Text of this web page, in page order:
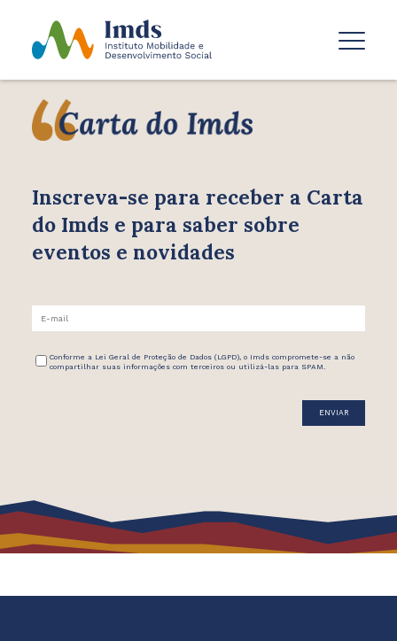
Inscreva-se para receber a Carta
do Imds e para saber sobre
eventos e novidades
Conforme a Lei Geral de Proteção de Dados (LGPD), o Imds compromete-se a não
compartilhar suas informações com terceiros ou utilizá-las para SPAM.